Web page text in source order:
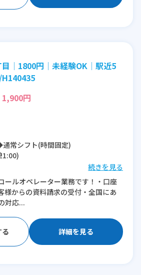
目│1800円│未経験OK│駅近5
円
通常シフト(時間固定)
1:00)
程度/月
続きを見る
ールオペレーター業務です！・口座
様からの資料請求の受付・全国にあ
対応...
詳細を見る